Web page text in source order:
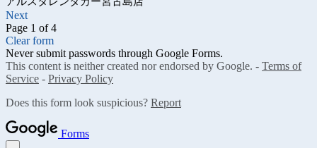
Next
Page 1 of 4
Clear form
Never submit passwords through Google Forms.
This content is neither created nor endorsed by Google. - Terms of
Service - Privacy Policy
Does this form look suspicious? Report
Forms